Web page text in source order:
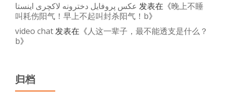
عکس پروفایل دخترونه لاکچری اینستا 发表在《晚上不睡
叫耗伤阳气！早上不起叫封杀阳气！b》
video chat发表在《人这一辈子，最不能透支是什么？
b》
归档